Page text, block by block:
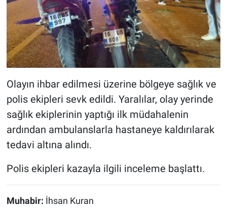
Olayın ihbar edilmesi üzerine bölgeye sağlık ve
polis ekipleri sevk edildi. Yaralılar, olay yerinde
sağlık ekiplerinin yaptığı ilk müdahalenin
ardından ambulanslarla hastaneye kaldırılarak
tedavi altına alındı.
Polis ekipleri kazayla ilgili inceleme başlattı.
Muhabir: İhsan Kuran